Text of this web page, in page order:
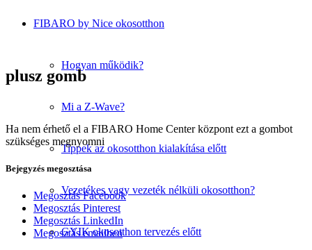
FIBARO by Nice okosotthon
Hogyan működik?
Mi a Z-Wave?
Tippek az okosotthon kialakítása előtt
Vezetékes vagy vezeték nélküli okosotthon?
GYIK okosotthon tervezés előtt
plusz gomb
Ha nem érhető el a FIBARO Home Center központ ezt a gombot
szükséges megnyomni
Bejegyzés megosztása
Megosztás Facebook
Megosztás Pinterest
Megosztás LinkedIn
Megosztás emailben